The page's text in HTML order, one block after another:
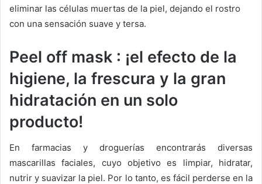
eliminar las células muertas de la piel, dejando el rostro
con una sensación suave y tersa.
Peel off mask : ¡el efecto de la
higiene, la frescura y la gran
hidratación en un solo
producto!
En farmacias y droguerías encontrarás diversas
mascarillas faciales, cuyo objetivo es limpiar, hidratar,
nutrir y suavizar la piel. Por lo tanto, es fácil perderse en la